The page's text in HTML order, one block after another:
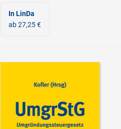
In LinDa
ab 27,25 €